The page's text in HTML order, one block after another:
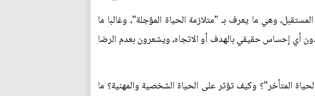
وهي ما يعرف بـ "متلازمة الحياة المؤجلة"، وغالبا ما
أي إحساس حقيقي بالهدف أو الاتجاه، ويشعرون بعدم الرضا
المتأخر"؟ وكيف تؤثر على الحياة الشخصية والمهنية؟ ما